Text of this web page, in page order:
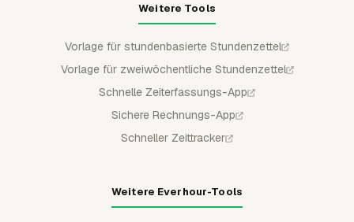
Weitere Tools
Vorlage für stundenbasierte Stundenzettel
Vorlage für zweiwöchentliche Stundenzettel
Schnelle Zeiterfassungs-App
Sichere Rechnungs-App
Schneller Zeittracker
Weitere Everhour-Tools